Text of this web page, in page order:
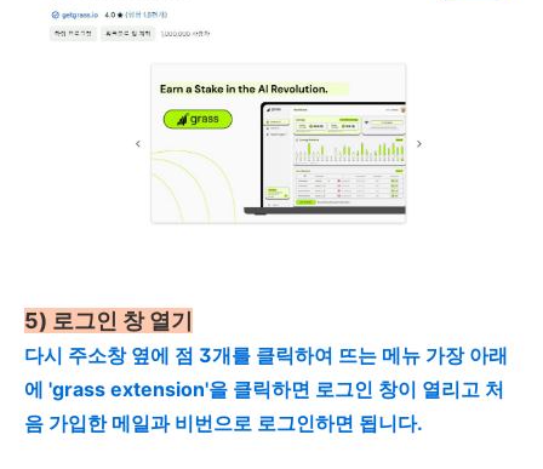
5) 로그인 창 열기
다시 주소창 옆에 점 3개를 클릭하여 뜨는 메뉴 가장 아래
에 'grass extension'을 클릭하면 로그인 창이 열리고 처
음 가입한 메일과 비번으로 로그인하면 됩니다.